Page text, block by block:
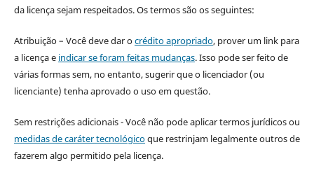
da licença sejam respeitados. Os termos são os seguintes:
Atribuição – Você deve dar ocrédito apropriado, prover um link para
a licença e indicar se foram feitas mudanças. Isso pode ser feito de
várias formas sem, no entanto, sugerir que o licenciador (ou
licenciante) tenha aprovado o uso em questão.
Sem restrições adicionais - Você não pode aplicar termos jurídicos ou
medidas de caráter tecnológicoque restrinjam legalmente outros de
fazerem algo permitido pela licença.